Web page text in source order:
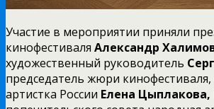
Участие в мероприятии приняли
кинофестиваля Александр
художественный руководитель
председатель жюри
артистка России Елена Цыплакова,